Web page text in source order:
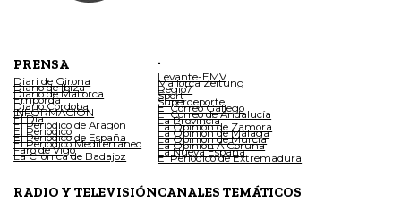
PRENSA
Diari de Girona
Diario de Ibiza
Diario de Mallorca
Empordà
Diario Córdoba
INFORMACIÓN
El Día
El Periódico de Aragón
El Periódico
El Periódico de España
El Periódico Mediterráneo
Faro de Vigo
La Crónica de Badajoz
.
Levante-EMV
Mallorca Zeitung
Regio7
Sport
Superdeporte
El Correo Gallego
El Correo de Andalucía
La Provincia
La Opinión de Zamora
La Opinión de Málaga
La Opinión de Murcia
La Opinión A Coruña
La Nueva España
El Periódico de Extremadura
RADIO Y TELEVISIÓNCANALES TEMÁTICOS